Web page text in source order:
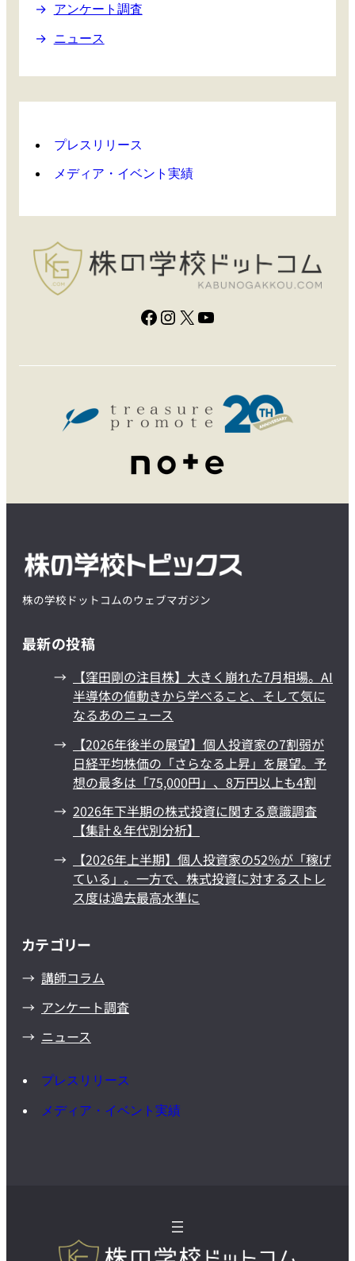
アンケート調査
ニュース
プレスリリース
メディア・イベント実績
Facebook InstagramX YouTube
株の学校ドットコムのウェブマガジン
最新の投稿
【窪田剛の注目株】大きく崩れた7月相場。AI
半導体の値動きから学べること、そして気に
なるあのニュース
【2026年後半の展望】個人投資家の7割弱が
日経平均株価の「さらなる上昇」を展望。予
想の最多は「75,000円」、8万円以上も4割
2026年下半期の株式投資に関する意識調査
【集計＆年代別分析】
【2026年上半期】個人投資家の52％が「稼げ
ている」。一方で、株式投資に対するストレ
ス度は過去最高水準に
カテゴリー
講師コラム
アンケート調査
ニュース
プレスリリース
メディア・イベント実績